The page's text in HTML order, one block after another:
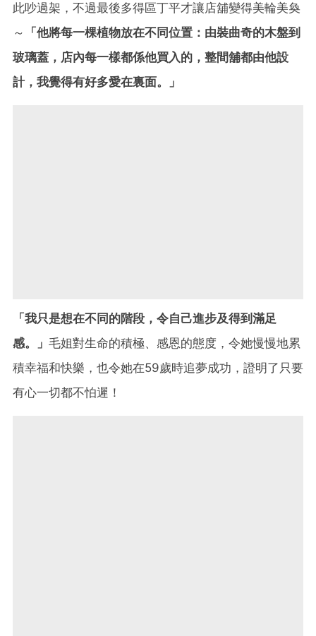
此吵過架，不過最後多得區丁平才讓店舖變得美輪美奐
～
「他將每一棵植物放在不同位置：由裝曲奇的木盤到
玻璃蓋，店內每一樣都係他買入的，整間舖都由他設
計，我覺得有好多愛在裏面。」
「我只是想在不同的階段，令自己進步及得到滿足
感。」 毛姐對生命的積極、感恩的態度，令她慢慢地累
積幸福和快樂，也令她在59歲時追夢成功，證明了只要
有心一切都不怕遲！